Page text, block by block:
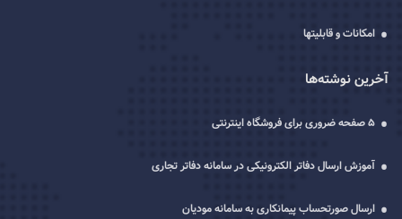
امکانات و قابلیتها
آخرین نوشته‌ها
5 صفحه ضروری برای فروشگاه اینترنتی
آموزش ارسال دفاتر الکترونیکی در سامانه دفاتر تجاری
ارسال صورتحساب پیمانکاری به سامانه مودیان